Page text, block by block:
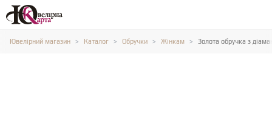
Ювелірний магазин Каталог Обручки Жінкам Золота обручка з